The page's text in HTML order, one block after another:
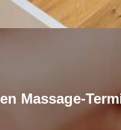
Massage-